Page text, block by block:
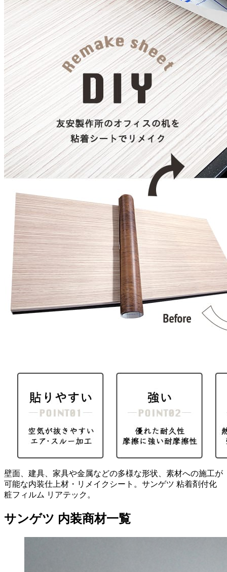
壁面、建具、家具や金属などの多様な形状、素材への施工が
可能な内装仕上材・リメイクシート。サンゲツ 粘着剤付化
粧フィルム リアテック。
サンゲツ 内装商材一覧